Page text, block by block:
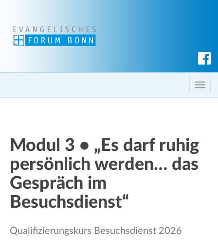
c
h T
o
Modul 3 • „Es darf ruhig
persönlich werden… das
Gespräch im
Besuchsdienst“
Qualifizierungskurs Besuchsdienst 2026